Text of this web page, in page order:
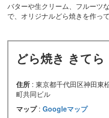
バターや生クリーム、フルーツ
で、オリジナルどら焼きを作っ
どら焼き きてら
住所 : 東京都千代田区神田東
町共同ビル
マップ : Googleマップ